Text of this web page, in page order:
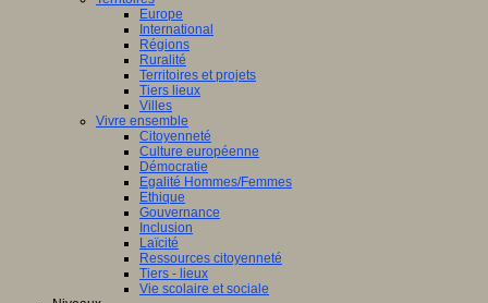
Europe
International
Régions
Ruralité
Territoires et projets
Tiers lieux
Villes
Vivre ensemble
Citoyenneté
Culture européenne
Démocratie
Egalité Hommes/Femmes
Ethique
Gouvernance
Inclusion
Laïcité
Ressources citoyenneté
Tiers - lieux
Vie scolaire et sociale